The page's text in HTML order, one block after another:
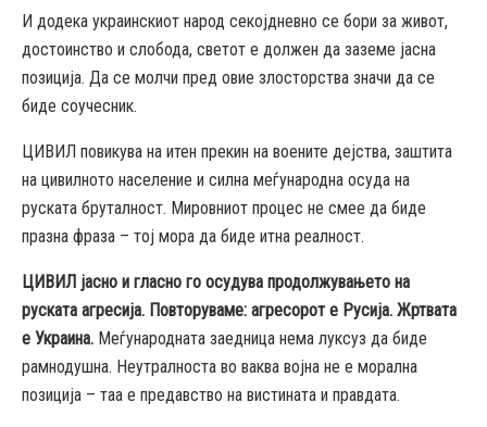
И додека украинскиот народ секојдневно се бори за живот,
достоинство и слобода, светот е должен да заземе јасна
позиција. Да се молчи пред овие злосторства значи да се
биде соучесник.
ЦИВИЛ повикува на итен прекин на воените дејства, заштита
на цивилното население и силна меѓународна осуда на
руската бруталност. Мировниот процес не смее да биде
празна фраза – тој мора да биде итна реалност.
ЦИВИЛ јасно и гласно го осудува продолжувањето на
руската агресија. Повторуваме: агресорот е Русија. Жртвата
е Украина. Меѓународната заедница нема луксуз да биде
рамнодушна. Неутралноста во ваква војна не е морална
позиција – таа е предавство на вистината и правдата.